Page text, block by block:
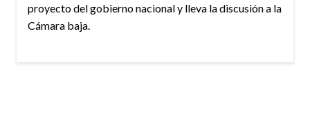
proyecto del gobierno nacional y lleva la discusión a la
Cámara baja.